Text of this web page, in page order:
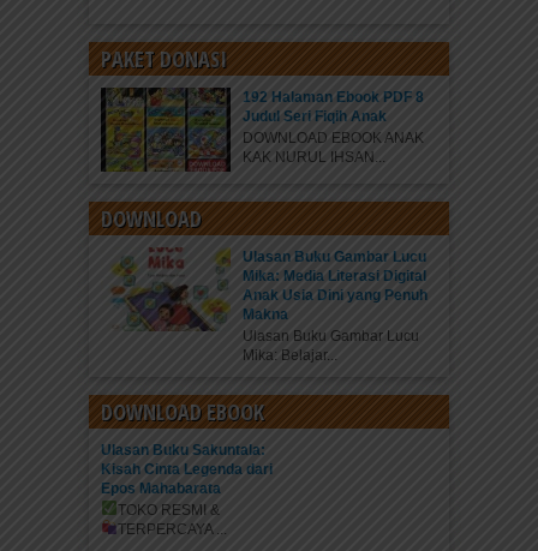
PAKET DONASI
192 Halaman Ebook PDF 8
Judul Seri Fiqih Anak
DOWNLOAD EBOOK ANAK
KAK NURUL IHSAN...
DOWNLOAD
Ulasan Buku Gambar Lucu
Mika: Media Literasi Digital
Anak Usia Dini yang Penuh
Makna
Ulasan Buku Gambar Lucu
Mika: Belajar...
DOWNLOAD EBOOK
Ulasan Buku Sakuntala:
Kisah Cinta Legenda dari
Epos Mahabarata
TOKO RESMI &
TERPERCAYA ...